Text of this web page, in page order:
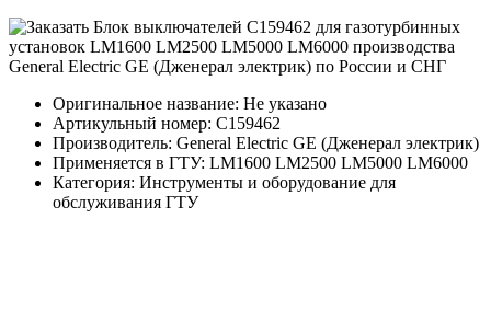
Оригинальное название: Не указано
Артикульный номер: C159462
Производитель: General Electric GE (Дженерал электрик)
Применяется в ГТУ: LM1600 LM2500 LM5000 LM6000
Категория: Инструменты и оборудование для
обслуживания ГТУ